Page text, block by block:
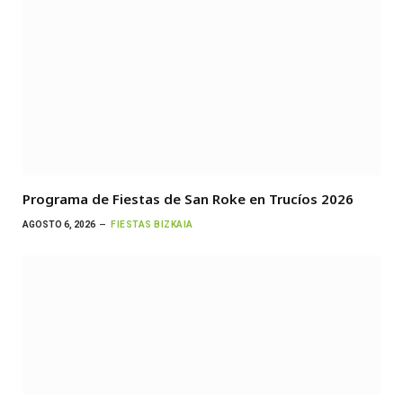
Programa de Fiestas de San Roke en Trucíos 2026
AGOSTO 6, 2026 FIESTAS BIZKAIA